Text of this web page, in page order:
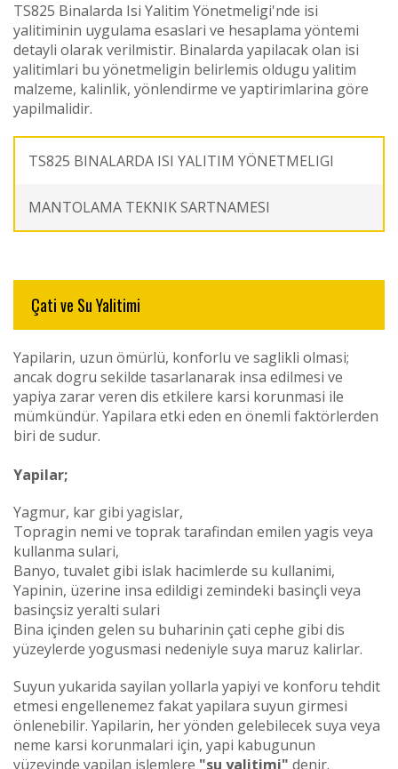
TS825 Binalarda Isi Yalitim Yönetmeligi'nde isi
yalitiminin uygulama esaslari ve hesaplama yöntemi
detayli olarak verilmistir. Binalarda yapilacak olan isi
yalitimlari bu yönetmeligin belirlemis oldugu yalitim
malzeme, kalinlik, yönlendirme ve yaptirimlarina göre
yapilmalidir.
TS825 BINALARDA ISI YALITIM YÖNETMELIGI
MANTOLAMA TEKNIK SARTNAMESI
Çati ve Su Yalitimi
Yapilarin, uzun ömürlü, konforlu ve saglikli olmasi;
ancak dogru sekilde tasarlanarak insa edilmesi ve
yapiya zarar veren dis etkilere karsi korunmasi ile
mümkündür. Yapilara etki eden en önemli faktörlerden
biri de sudur.
Yapilar;
Yagmur, kar gibi yagislar,
Topragin nemi ve toprak tarafindan emilen yagis veya
kullanma sulari,
Banyo, tuvalet gibi islak hacimlerde su kullanimi,
Yapinin, üzerine insa edildigi zemindeki basinçli veya
basinçsiz yeralti sulari
Bina içinden gelen su buharinin çati cephe gibi dis
yüzeylerde yogusmasi nedeniyle suya maruz kalirlar.
Suyun yukarida sayilan yollarla yapiyi ve konforu tehdit
etmesi engellenemez fakat yapilara suyun girmesi
önlenebilir. Yapilarin, her yönden gelebilecek suya veya
neme karsi korunmalari için, yapi kabugunun
yüzeyinde yapilan islemlere "su yalitimi" denir.